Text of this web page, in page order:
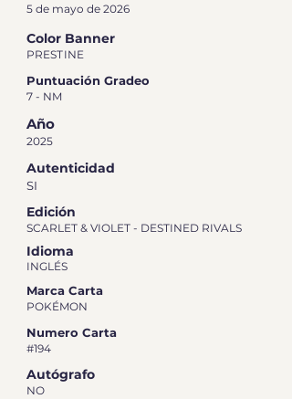
5 de mayo de 2026
Color Banner
PRESTINE
Puntuación Gradeo
7 - NM
Año
2025
Autenticidad
SI
Edición
SCARLET & VIOLET - DESTINED RIVALS
Idioma
INGLÉS
Marca Carta
POKÉMON
Numero Carta
#194
Autógrafo
NO